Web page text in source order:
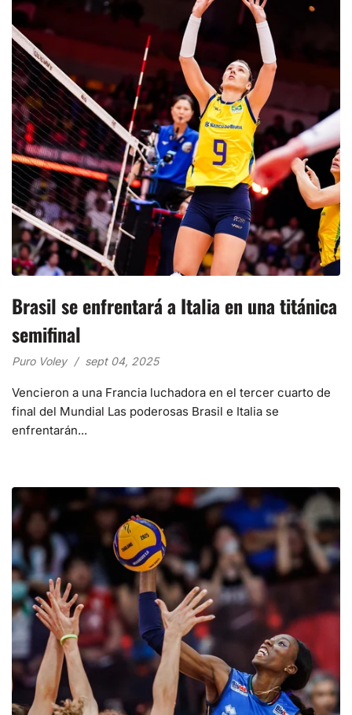
Brasil se enfrentará a Italia en una titánica
semifinal
Puro Voley sept 04, 2025
Vencieron a una Francia luchadora en el tercer cuarto de
final del Mundial Las poderosas Brasil e Italia se
enfrentarán...